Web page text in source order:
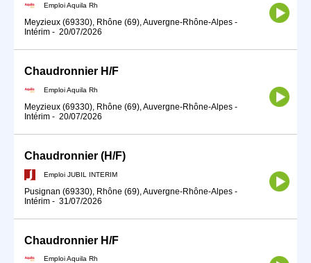
Emploi Aquila Rh
Meyzieux (69330), Rhône (69), Auvergne-Rhône-Alpes -
Intérim - 20/07/2026
Chaudronnier H/F
Emploi Aquila Rh
Meyzieux (69330), Rhône (69), Auvergne-Rhône-Alpes -
Intérim - 20/07/2026
Chaudronnier (H/F)
Emploi JUBIL INTERIM
Pusignan (69330), Rhône (69), Auvergne-Rhône-Alpes -
Intérim - 31/07/2026
Chaudronnier H/F
Emploi Aquila Rh